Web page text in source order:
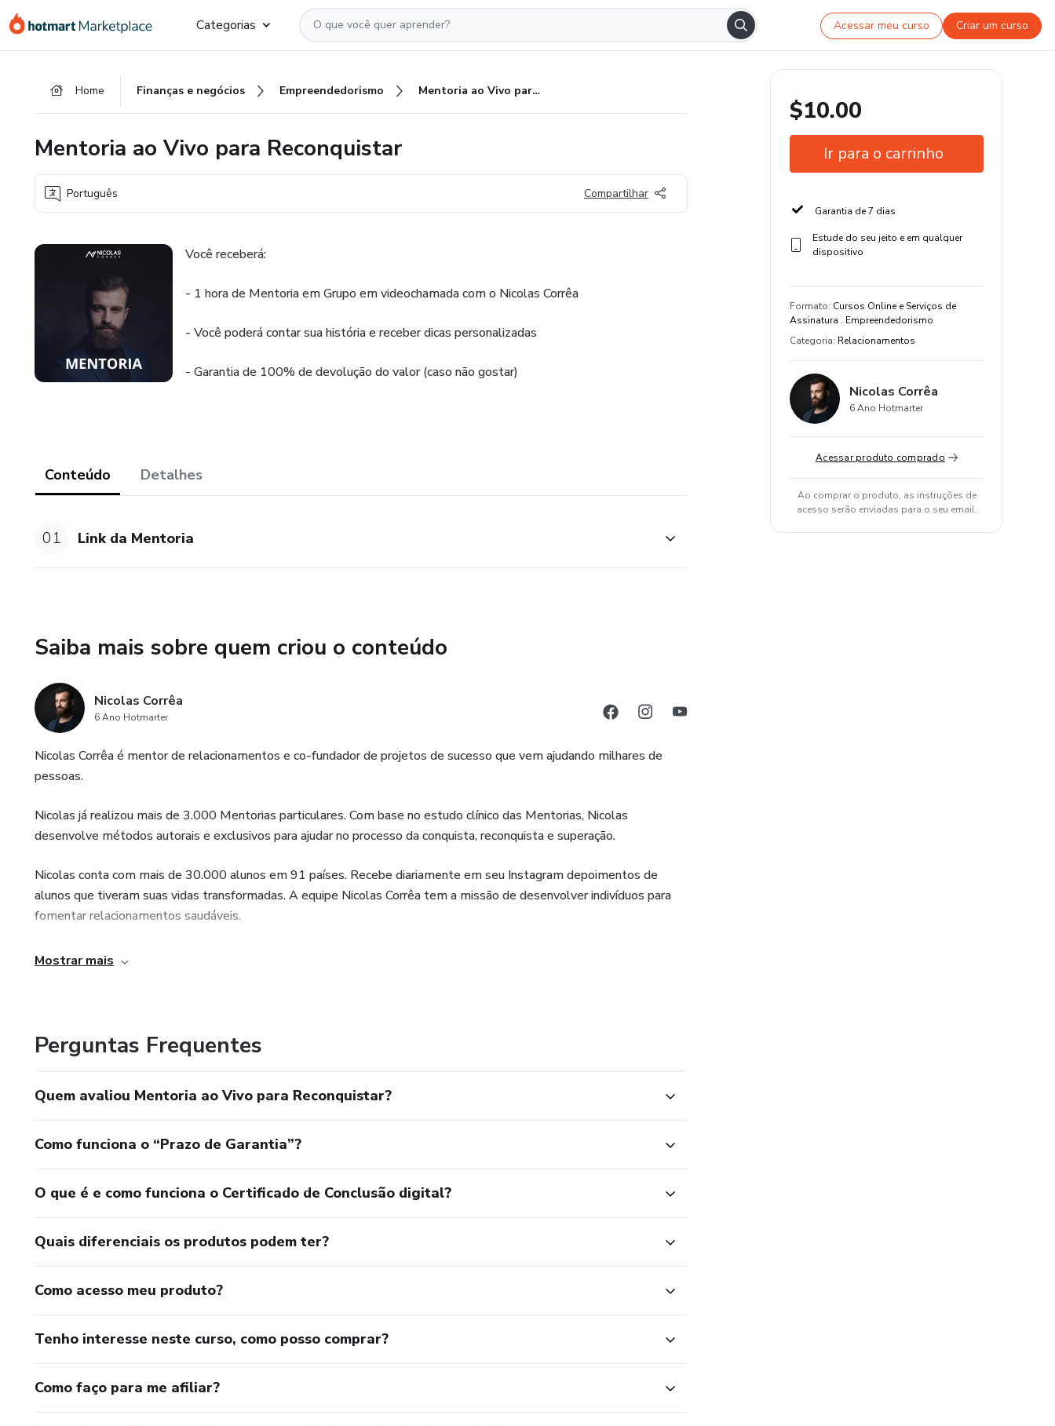
para
para
para
Categorias Acessar meu curso Criar um curso
Home Finanças e negócios Empreendedorismo Mentoria ao Vivo para Reconquistar
Mentoria ao Vivo para Reconquistar
Português Compartilhar
Você receberá:
- 1 hora de Mentoria em Grupo em videochamada com o Nicolas Corrêa
- Você poderá contar sua história e receber dicas personalizadas
- Garantia de 100% de devolução do valor (caso não gostar)
Conteúdo Detalhes
01 Link da Mentoria
Saiba mais sobre quem criou o conteúdo
Nicolas Corrêa
6 Ano Hotmarter
Nicolas Corrêa é mentor de relacionamentos e co-fundador de projetos de sucesso que vem ajudando milhares de
pessoas.
Nicolas já realizou mais de 3.000 Mentorias particulares. Com base no estudo clínico das Mentorias, Nicolas
desenvolve métodos autorais e exclusivos para ajudar no processo da conquista, reconquista e superação.
Nicolas conta com mais de 30.000 alunos em 91 países. Recebe diariamente em seu Instagram depoimentos de
alunos que tiveram suas vidas transformadas. A equipe Nicolas Corrêa tem a missão de desenvolver indivíduos para
fomentar relacionamentos saudáveis.
Acompanhe o trabalho de Nicolas no Instagram https://www.instagram.com/nicolascorrea.com.br/
Mostrar mais
Perguntas Frequentes
Quem avaliou Mentoria ao Vivo para Reconquistar?
Como funciona o “Prazo de Garantia”?
O que é e como funciona o Certificado de Conclusão digital?
Quais diferenciais os produtos podem ter?
Como acesso meu produto?
Tenho interesse neste curso, como posso comprar?
Como faço para me afiliar?
$10.00
Ir para o carrinho
Garantia de 7 dias
Estude do seu jeito e em qualquer
dispositivo
Formato: Cursos Online e Serviços de
Assinatura . Empreendedorismo
Categoria: Relacionamentos
Nicolas Corrêa
6 Ano Hotmarter
Acessar produto comprado
Ao comprar o produto, as instruções de
acesso serão enviadas para o seu email.